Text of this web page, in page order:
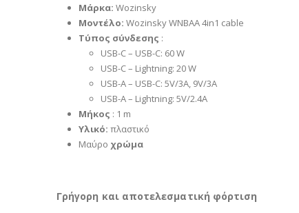
Μάρκα: Wozinsky
Μοντέλο: Wozinsky WNBAA 4in1 cable
Τύπος σύνδεσης :
USB-C – USB-C: 60 W
USB-C – Lightning: 20 W
USB-A – USB-C: 5V/3A, 9V/3A
USB-A – Lightning: 5V/2.4A
Μήκος : 1 m
Υλικό: πλαστικό
Μαύρο χρώμα
Γρήγορη και αποτελεσματική φόρτιση